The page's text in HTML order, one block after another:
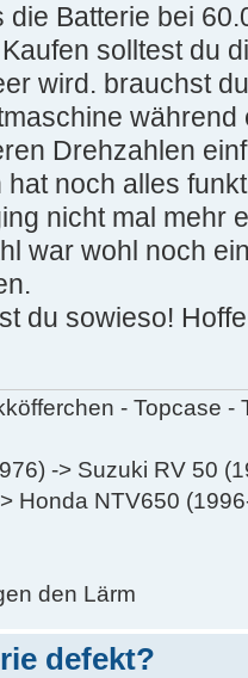
die Batterie bei
solltest du
wird. brauchst
während
Drehzahlen
noch alles
nicht mal mehr
war wohl noch
du sowieso!
- Topcase -
-> Suzuki RV 50
Honda NTV650
den Lärm
defekt?